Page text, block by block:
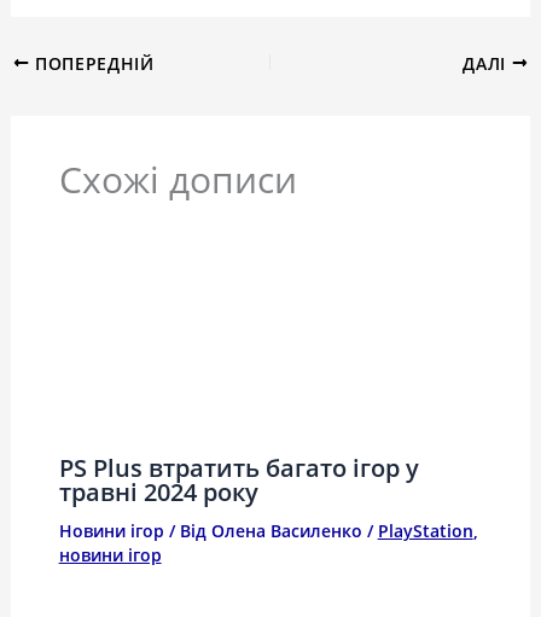
ПОПЕРЕДНІЙ ДАЛІ
Схожі дописи
PS Plus втратить багато ігор у
травні 2024 року
Новини ігор / Від Олена Василенко / PlayStation
новини ігор